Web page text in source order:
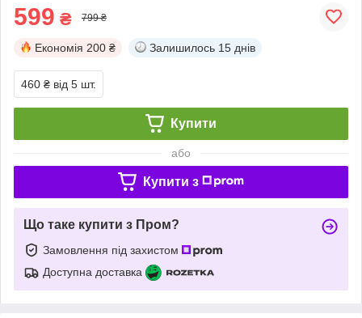
599 ₴ 799 ₴
Економія 200 ₴ Залишилось 15 днів
460 ₴ від 5 шт.
Купити
або
Купити з
Що таке купити з Пром?
Замовлення під захистом
Доступна доставка